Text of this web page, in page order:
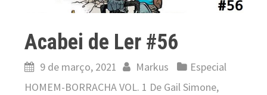
Acabei de Ler #56
9 de março, 2021 Markus
Especial
HOMEM-BORRACHA VOL. 1 De Gail Simone,